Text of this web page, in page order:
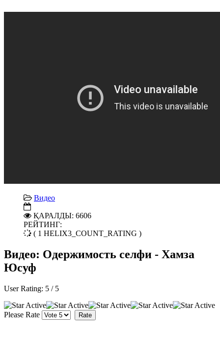
Видео
ҚАРАЛДЫ: 6606
РЕЙТИНГ:
( 1 HELIX3_COUNT_RATING )
Видео: Одержимость селфи - Хамза
Юсуф
User Rating: 5 / 5
Please Rate